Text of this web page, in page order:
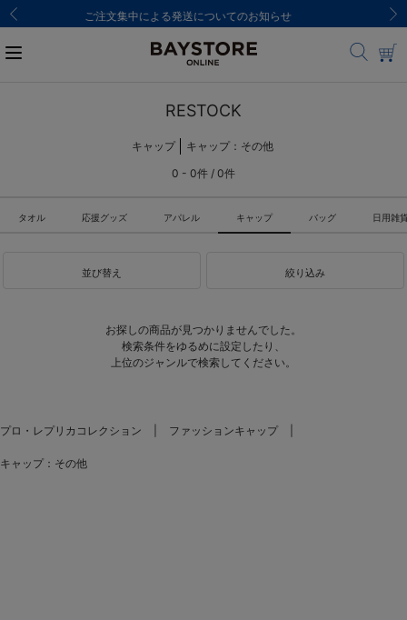
8,000円(税込)以上のご購入で送料無料
RESTOCK
キャップ
キャップ：その他
0 - 0件 / 0件
タオル 応援グッズ アパレル キャップ バッグ 日用雑
並び替え 絞り込み
お探しの商品が見つかりませんでした。
検索条件をゆるめに設定したり、
上位のジャンルで検索してください。
プロ・レプリカコレクション ファッションキャップ
キャップ：その他